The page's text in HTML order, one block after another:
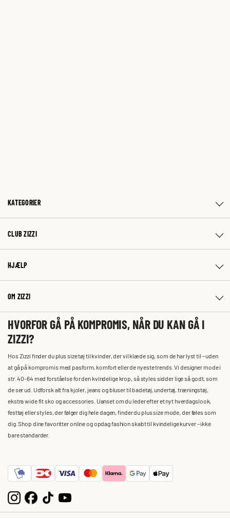
KATEGORIER
CLUB ZIZZI
HJÆLP
OM ZIZZI
HVORFOR GÅ PÅ KOMPROMIS, NÅR DU KAN GÅ I
ZIZZI?
Hos Zizzi finder du plus size tøj til kvinder, der vil klæde sig, som de har lyst til – uden
at gå på kompromis med pasform, komfort eller de nyeste trends. Vi designer mode i
str. 40-64 med forståelse for den kvindelige krop, så styles sidder lige så godt, som
de ser ud. Udforsk alt fra kjoler, jeans og bluser til badetøj, undertøj, træningstøj,
ekstra wide fit sko og accessories. Uanset om du leder efter et nyt hverdagslook,
festtøj eller styles, der følger dig hele dagen, finder du plus size mode, der føles som
dig. Shop dine favoritter online og opdag fashion skabt til kvindelige kurver – ikke
bare standarder.